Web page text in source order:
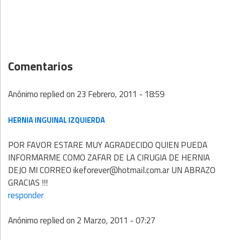
Comentarios
Anónimoreplied on 23 Febrero, 2011 - 18:59
HERNIA INGUINAL IZQUIERDA
POR FAVOR ESTARE MUY AGRADECIDO QUIEN PUEDA
INFORMARME COMO ZAFAR DE LA CIRUGIA DE HERNIA
DEJO MI CORREO ikeforever@hotmail.com.ar UN ABRAZO
GRACIAS !!!
responder
Anónimoreplied on 2 Marzo, 2011 - 07:27